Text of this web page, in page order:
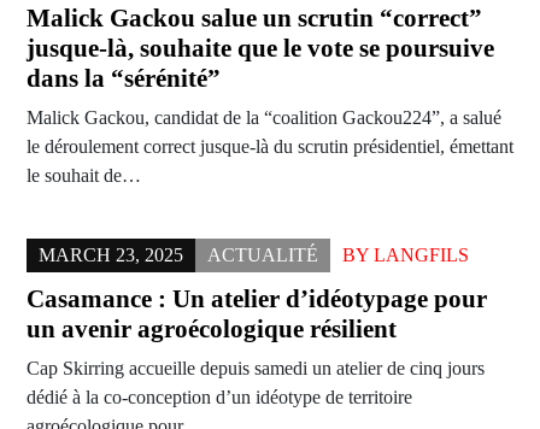
Malick Gackou salue un scrutin “correct”
jusque-là, souhaite que le vote se poursuive
dans la “sérénité”
Malick Gackou, candidat de la “coalition Gackou224”, a salué
le déroulement correct jusque-là du scrutin présidentiel, émettant
le souhait de…
MARCH 23, 2025 ACTUALITÉ BY LANGFILS
Casamance : Un atelier d’idéotypage pour
un avenir agroécologique résilient
Cap Skirring accueille depuis samedi un atelier de cinq jours
dédié à la co-conception d’un idéotype de territoire